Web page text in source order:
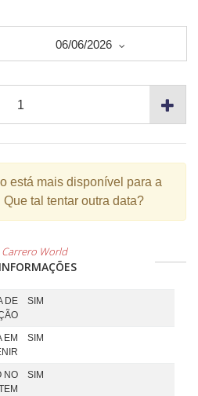
06/06/2026
está mais disponível para a
tal tentar outra data?
Carrero World
DE
SIM
EM
SIM
NO
SIM